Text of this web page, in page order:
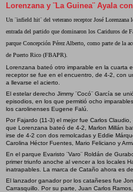
Lorenzana y ¨La Guinea¨ Ayala
Un ¨infield hit¨ del veterano receptor José
entrada del partido que dominaron los Cariduros de
parque Concepción Pérez Alberto, como parte de la
de Puerto Rico (FBAPR).
Lorenzana bateó otro imparable en la cuarta
receptor se fue en el encuentro, de 4-2, con
a llevarse el acierto.
El estelar derecho Jimmy ¨Cocó¨ García se
episodios, en los que permitió ocho
los carolinenses Eugene Falú.
Por Fajardo (11-3) el mejor fue Carlos
que Lorenzana bateó de 4-2, Marlon Millán
irse de 4-2 con dos remolcadas y Eddie
Carolina Héctor Fuentes, Mario Feliciano y
En el parque Evaristo ¨Varo¨ Roldán de
primer triunfo anoche al vencer a los locales
inatrapables. La marca de Cataño ahora es de
El lanzador ganador por los catañeses fue
Carrasquillo. Por su parte, Juan Carlos